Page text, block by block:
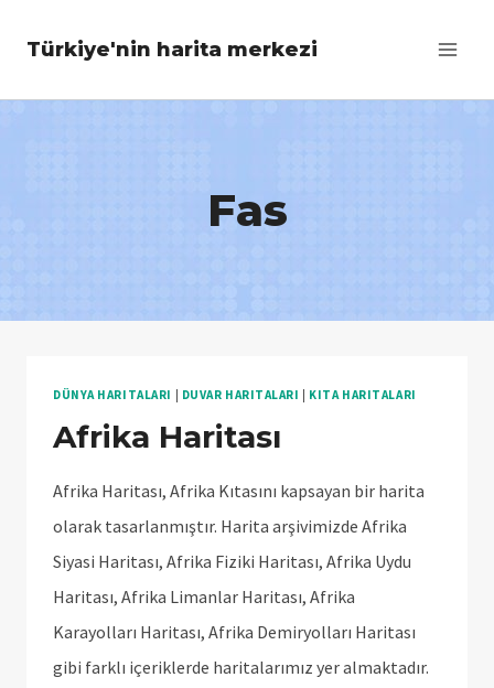
Türkiye'nin harita merkezi
Fas
DÜNYA HARITALARI DUVAR HARITALARI KITA HARITALARI
Afrika Haritası
Afrika Haritası, Afrika Kıtasını kapsayan bir harita
olarak tasarlanmıştır. Harita arşivimizde Afrika
Siyasi Haritası, Afrika Fiziki Haritası, Afrika Uydu
Haritası, Afrika Limanlar Haritası, Afrika
Karayolları Haritası, Afrika Demiryolları Haritası
gibi farklı içeriklerde haritalarımız yer almaktadır.